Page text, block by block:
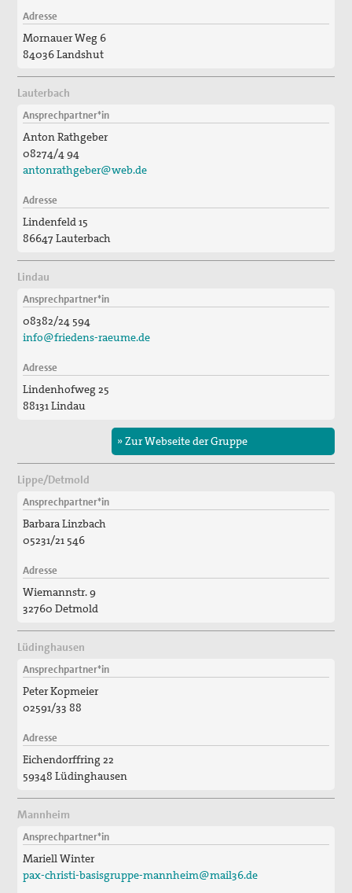
Adresse
Mornauer Weg 6
84036 Landshut
Lauterbach
Ansprechpartner*in
Anton Rathgeber
08274/4 94
antonrathgeber@web.de
Adresse
Lindenfeld 15
86647 Lauterbach
Lindau
Ansprechpartner*in
08382/24 594
info@friedens-raeume.de
Adresse
Lindenhofweg 25
88131 Lindau
» Zur Webseite der Gruppe
Lippe/Detmold
Ansprechpartner*in
Barbara Linzbach
05231/21 546
Adresse
Wiemannstr. 9
32760 Detmold
Lüdinghausen
Ansprechpartner*in
Peter Kopmeier
02591/33 88
Adresse
Eichendorffring 22
59348 Lüdinghausen
Mannheim
Ansprechpartner*in
Mariell Winter
pax-christi-basisgruppe-mannheim@mail36.de